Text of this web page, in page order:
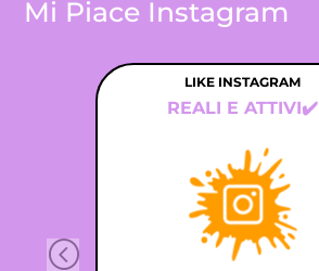
Mi Piace Instagram
LIKE INSTAGRAM
REALI E ATTIVI✔️